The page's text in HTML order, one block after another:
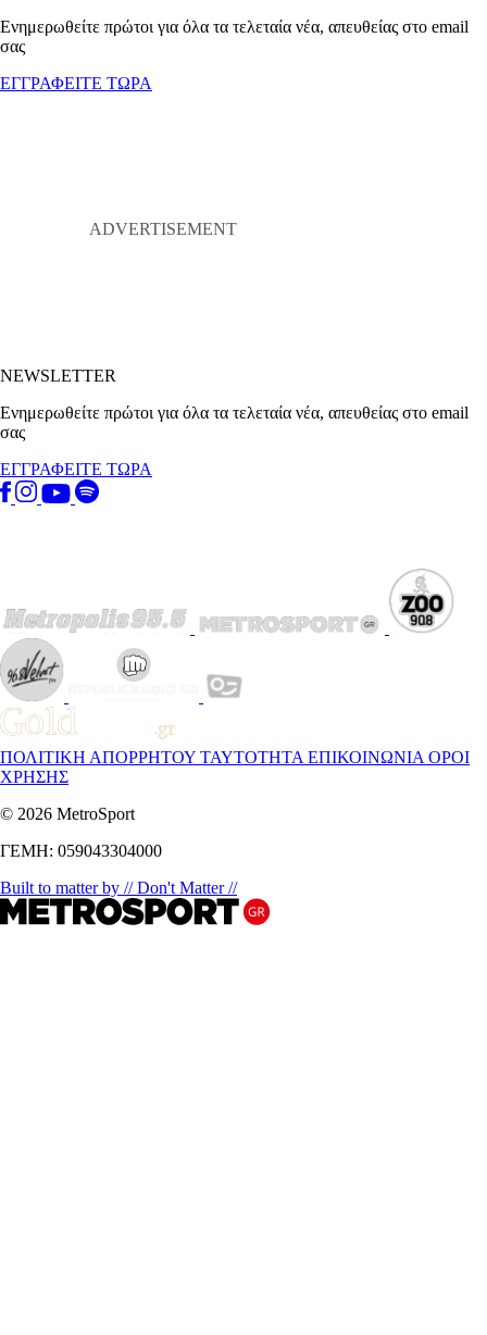
Ενημερωθείτε πρώτοι για όλα τα τελεταία νέα, απευθείας στο email
σας
ΕΓΓΡΑΦΕΙΤΕ ΤΩΡΑ
NEWSLETTER
Ενημερωθείτε πρώτοι για όλα τα τελεταία νέα, απευθείας στο email
σας
ΕΓΓΡΑΦΕΙΤΕ ΤΩΡΑ
ΠΟΛΙΤΙΚΗ ΑΠΟΡΡΗΤΟΥ ΤΑΥΤΟΤΗΤΑ ΕΠΙΚΟΙΝΩΝΙΑ ΟΡΟΙ
ΧΡΗΣΗΣ
© 2026 MetroSport
ΓΕΜΗ: 059043304000
Built to matter by // Don't Matter //